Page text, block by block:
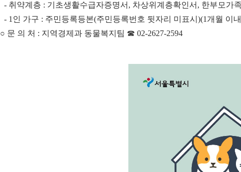
- 취약계층 : 기초생활수급자증명서 , 차상위계층확인서 , 한부모가
- 1 인 가구 : 주민등록등본(주민등록번호 뒷자리 미표시 )(1 개월 이
○ 문 의 처 : 지역경제과 동물복지팀 ☎ 02-2627-2594